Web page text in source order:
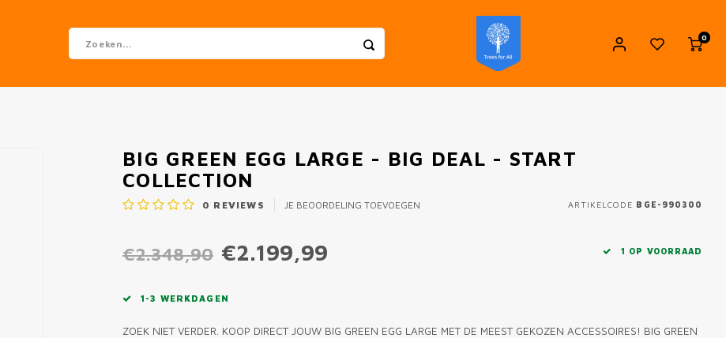
0
BIG GREEN EGG LARGE - BIG DEAL - START
COLLECTION
0 REVIEWS JE BEOORDELING TOEVOEGEN ARTIKELCODE BGE-990300
€2.348,90 €2.199,99 1 OP VOORRAAD
1-3 WERKDAGEN
ZOEK NIET VERDER. KOOP DIRECT JOUW BIG GREEN EGG LARGE MET DE MEEST GEKOZEN ACCESSOIRES! BIG GREEN